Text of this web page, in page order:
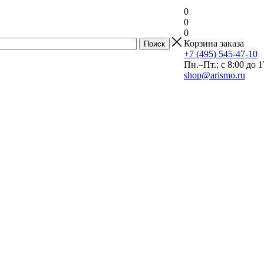
0
0
0
Корзина заказа
+7 (495) 545-47-10
Пн.–Пт.: с 8:00 до
shop@arismo.ru